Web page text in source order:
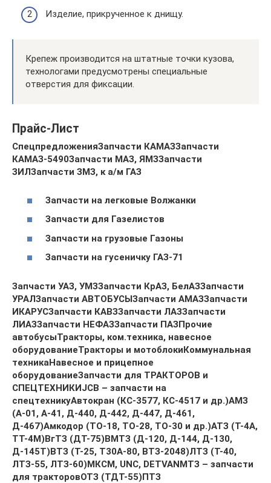
Изделие, прикрученное к днищу.
Крепеж производится на штатные точки кузова,
технологами предусмотрены специальные
отверстия для фиксации.
Прайс-Лист
СпецпредложенияЗапчасти КАМАЗЗапчасти
КАМАЗ-5490Запчасти МАЗ, ЯМЗЗапчасти
ЗИЛЗапчасти ЗМЗ, к а/м ГАЗ
Запчасти на легковые Волжанки
Запчасти для Газелистов
Запчасти на грузовые Газоны
Запчасти на гусеничку ГАЗ-71
Запчасти УАЗ, УМЗЗапчасти КрАЗ, БелАЗЗапчасти
УРАЛЗапчасти АВТОБУСЫЗапчасти АМАЗЗапчасти
ИКАРУСЗапчасти КАВЗЗапчасти ЛАЗЗапчасти
ЛИАЗЗапчасти НЕФАЗЗапчасти ПАЗПрочие
автобусыТракторы, ком.техника, навесное
оборудованиеТракторы и мотоблокиКоммунальная
техникаНавесное и прицепное
оборудованиеЗапчасти для ТРАКТОРОВ и
СПЕЦТЕХНИКИJCB – запчасти на
спецтехникуАвтокран (КС-3577, КС-4517 и др.)АМЗ
(А-01, А-41, Д-440, Д-442, Д-447, Д-461,
Д-467)Амкодор (ТО-18, ТО-28, ТО-30 и др.)АТЗ (Т-4А,
ТТ-4М)ВгТЗ (ДТ-75)ВМТЗ (Д-120, Д-144, Д-130,
Д-145Т)ВТЗ (Т-25, Т30А-80, ВТЗ-2048)ЛТЗ (Т-40,
ЛТЗ-55, ЛТЗ-60)МКСМ, UNC, DETVANМТЗ – запчасти
для тракторовОТЗ (ТДТ-55)ПТЗ